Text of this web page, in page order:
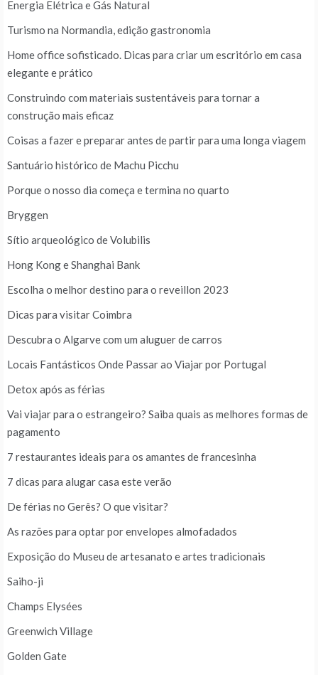
Energia Elétrica e Gás Natural
Turismo na Normandia, edição gastronomia
Home office sofisticado. Dicas para criar um escritório em casa
elegante e prático
Construindo com materiais sustentáveis para tornar a
construção mais eficaz
Coisas a fazer e preparar antes de partir para uma longa viagem
Santuário histórico de Machu Picchu
Porque o nosso dia começa e termina no quarto
Bryggen
Sítio arqueológico de Volubilis
Hong Kong e Shanghai Bank
Escolha o melhor destino para o reveillon 2023
Dicas para visitar Coimbra
Descubra o Algarve com um aluguer de carros
Locais Fantásticos Onde Passar ao Viajar por Portugal
Detox após as férias
Vai viajar para o estrangeiro? Saiba quais as melhores formas de
pagamento
7 restaurantes ideais para os amantes de francesinha
7 dicas para alugar casa este verão
De férias no Gerês? O que visitar?
As razões para optar por envelopes almofadados
Exposição do Museu de artesanato e artes tradicionais
Saiho-ji
Champs Elysées
Greenwich Village
Golden Gate